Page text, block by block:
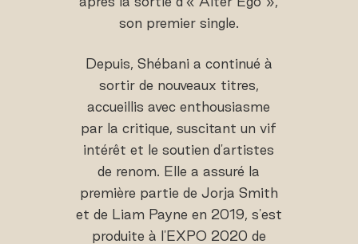
son premier single.
Depuis, Shébani a continué à
sortir de nouveaux titres,
accueillis avec enthousiasme
par la critique, suscitant un vif
intérêt et le soutien d'artistes
de renom. Elle a assuré la
première partie de Jorja Smith
et de Liam Payne en 2019, s'est
produite à l'EXPO 2020 de